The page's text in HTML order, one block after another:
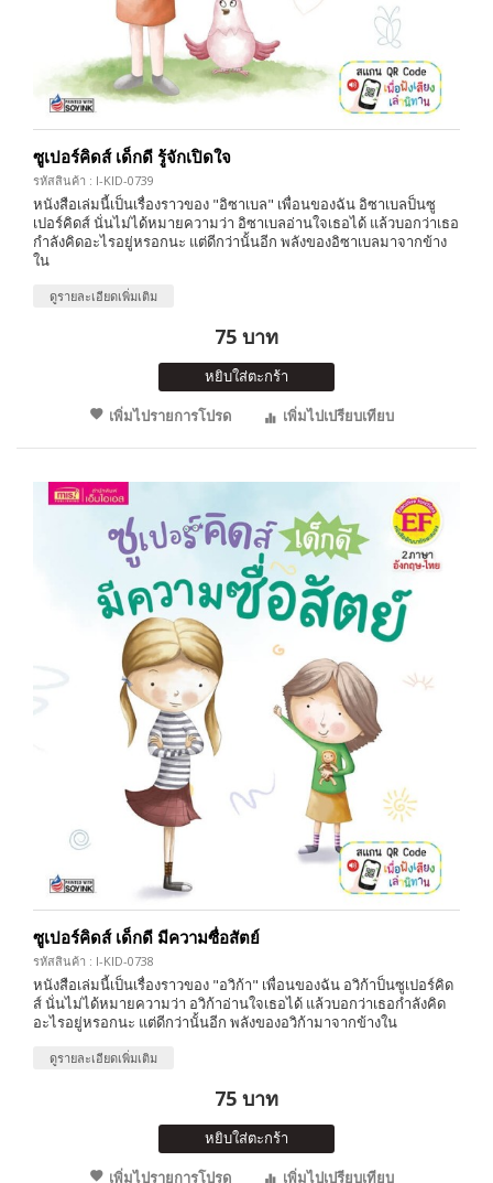
ซูเปอร์คิดส์ เด็กดี รู้จักเปิดใจ
รหัสสินค้า : I-KID-0739
หนังสือเล่มนี้เป็นเรื่องราวของ "อิซาเบล" เพื่อนของฉัน อิซาเบลป็นซู
เปอร์คิดส์ นั่นไม่ได้หมายความว่า อิซาเบลอ่านใจเธอได้ แล้วบอกว่าเธอ
กำลังคิดอะไรอยู่หรอกนะ แต่ดีกว่านั้นอีก พลังของอิซาเบลมาจากข้าง
ใน
ดูรายละเอียดเพิ่มเติม
75 บาท
หยิบใส่ตะกร้า
เพิ่มไปรายการโปรด
เพิ่มไปเปรียบเทียบ
ซูเปอร์คิดส์ เด็กดี มีความซื่อสัตย์
รหัสสินค้า : I-KID-0738
หนังสือเล่มนี้เป็นเรื่องราวของ "อวิก้า" เพื่อนของฉัน อวิก้าป็นซูเปอร์คิด
ส์ นั่นไม่ได้หมายความว่า อวิก้าอ่านใจเธอได้ แล้วบอกว่าเธอกำลังคิด
อะไรอยู่หรอกนะ แต่ดีกว่านั้นอีก พลังของอวิก้ามาจากข้างใน
ดูรายละเอียดเพิ่มเติม
75 บาท
หยิบใส่ตะกร้า
เพิ่มไปรายการโปรด
เพิ่มไปเปรียบเทียบ